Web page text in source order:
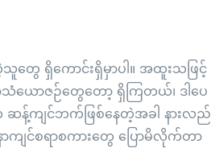
ေ ရှိကောင်းရှိမှာပါ။ အထူးသဖြင့်
သံယောဇဉ်တွေတော့ ရှိကြတယ်၊ ဒါပေ
န့်ကျင်ဘက်ဖြစ်နေတဲ့အခါ နားလည်
ကျင်စရာစကားတွေ ပြောမိလိုက်တာ